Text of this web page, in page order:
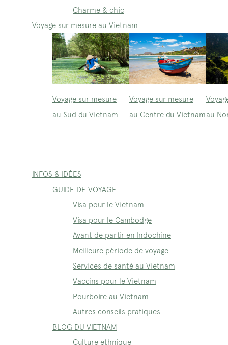
Charme & chic
Voyage sur mesure au Vietnam
Voyage sur mesure
au Sud du Vietnam
Voyage sur mesure
au Centre du Vietnamau
INFOS & IDÉES
GUIDE DE VOYAGE
Visa pour le Vietnam
Visa pour le Cambodge
Avant de partir en Indochine
Meilleure période de voyage
Services de santé au Vietnam
Vaccins pour le Vietnam
Pourboire au Vietnam
Autres conseils pratiques
BLOG DU VIETNAM
Culture ethnique